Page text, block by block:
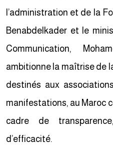
l’administration et de la
Benabdelkader et le
Communication,
ambitionne la maîtrise de
destinés aux
manifestations, au Maroc
cadre de
d’efficacité.